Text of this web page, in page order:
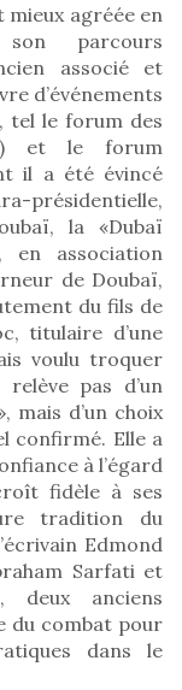
agréée en
son parcours
associé et
d’événements
tel le forum des
et le forum
il a été évincé
présidentielle,
la «Dubaï
en association
de Doubaï,
du fils de
titulaire d’une
voulu troquer
pas d’un
mais d’un choix
confirmé. Elle a
à l’égard
fidèle à ses
tradition du
Edmond
Sarfati et
deux anciens
du combat pour
dans le